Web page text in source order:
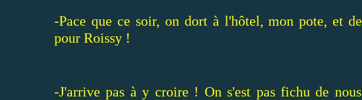
-Pace que ce soir, on dort à l'hôtel, mon pote, et
pour Roissy !
-J'arrive pas à y croire ! On s'est pas fichu de